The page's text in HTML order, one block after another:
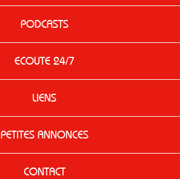
PODCASTS
ECOUTE 24/7
LIENS
PETITES ANNONCES
CONTACT